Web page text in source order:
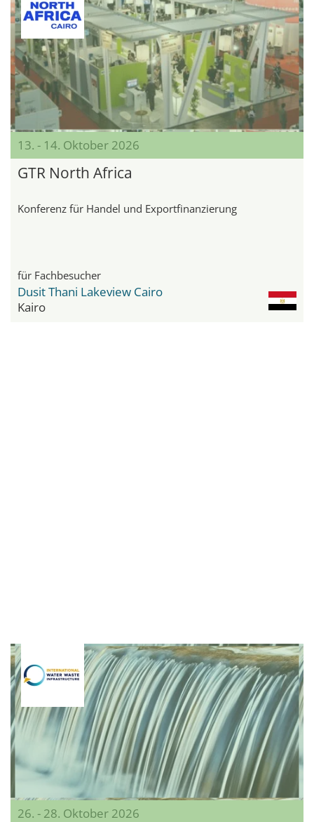
13. - 14. Oktober 2026
GTR North Africa
Konferenz für Handel und Exportfinanzierung
für Fachbesucher
Dusit Thani Lakeview Cairo
Kairo
26. - 28. Oktober 2026